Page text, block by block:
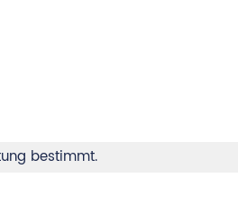
bestimmt.